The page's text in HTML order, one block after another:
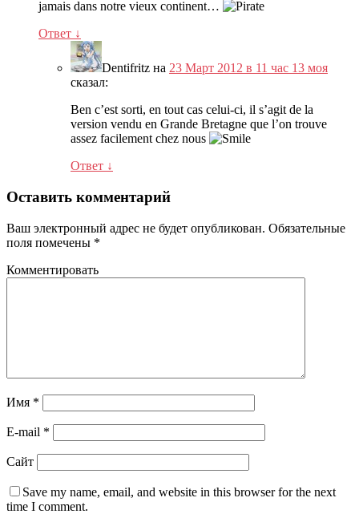
jamais dans notre vieux continent…
Ответ ↓
Dentifritz на 23 Март 2012 в 11 час 13 моя
сказал:
Ben c’est sorti, en tout cas celui-ci, il s’agit de la
version vendu en Grande Bretagne que l’on trouve
assez facilement chez nous
Ответ ↓
Оставить комментарий
Ваш электронный адрес не будет опубликован. Обязательные
поля помечены *
Комментировать
Имя *
E-mail *
Сайт
Save my name, email, and website in this browser for the next
time I comment.